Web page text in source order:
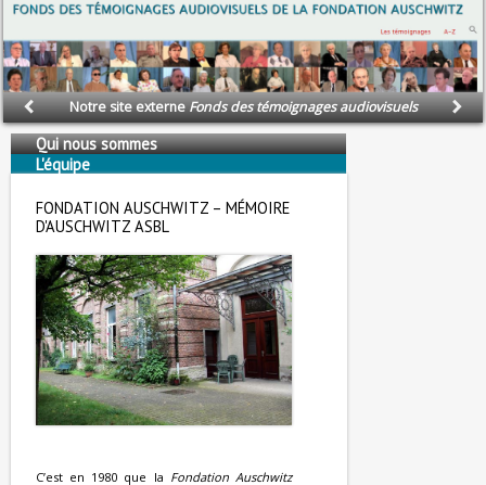
Notre site externeFonds des témoignages audiovisuels
Qui nous sommes
L'équipe
FONDATION AUSCHWITZ – MÉMOIRE
D'AUSCHWITZ ASBL
C’est en 1980 que la Fondation Auschwitz